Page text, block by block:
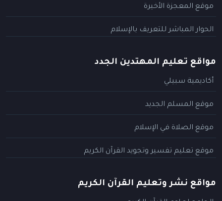
موقع المعجزة الأخيرة
الحوار المباشر للتعريف بالإسلام
مواقع تعليم المهتدين الجدد
أكاديمية سبيلي
موقع المسلم الجديد
موقع الصلاة في الإسلام
موقع تعليم تفسير وتجويد القرآن الكريم
مواقع نشر وتعليم القرآن الكريم